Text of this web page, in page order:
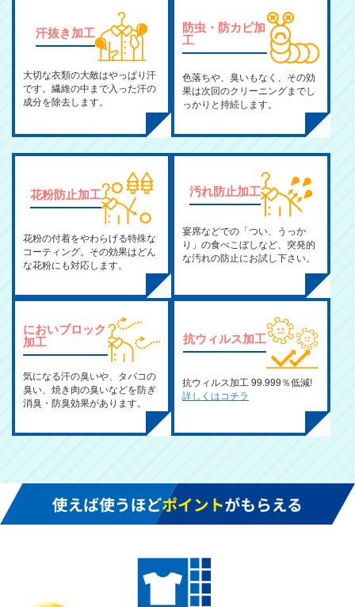
汗抜き加工
大切な衣類の大敵はやっぱり汗
です。繊維の中まで入った汗の
成分を除去します。
防虫・防カビ加
工
色落ちや、臭いもなく、その効
果は次回のクリーニングまでし
っかりと持続します。
花粉防止加工
花粉の付着をやわらげる特殊な
コーティング。その効果はどん
な花粉にも対応します。
汚れ防止加工
宴席などでの「つい、うっか
り」の食べこぼしなど、突発的
な汚れの防止にお試し下さい。
においブロック
加工
気になる汗の臭いや、タバコの
臭い、焼き肉の臭いなどを防ぎ
消臭・防臭効果があります。
抗ウィルス加工
抗ウィルス加工 99.999％低減!
詳しくはコチラ